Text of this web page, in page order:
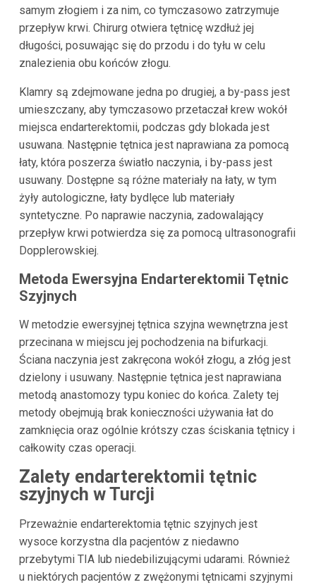
samym złogiem i za nim, co tymczasowo zatrzymuje
przepływ krwi. Chirurg otwiera tętnicę wzdłuż jej
długości, posuwając się do przodu i do tyłu w celu
znalezienia obu końców złogu.
Klamry są zdejmowane jedna po drugiej, a by-pass jest
umieszczany, aby tymczasowo przetaczał krew wokół
miejsca endarterektomii, podczas gdy blokada jest
usuwana. Następnie tętnica jest naprawiana za pomocą
łaty, która poszerza światło naczynia, i by-pass jest
usuwany. Dostępne są różne materiały na łaty, w tym
żyły autologiczne, łaty bydlęce lub materiały
syntetyczne. Po naprawie naczynia, zadowalający
przepływ krwi potwierdza się za pomocą ultrasonografii
Dopplerowskiej.
Metoda Ewersyjna Endarterektomii Tętnic
Szyjnych
W metodzie ewersyjnej tętnica szyjna wewnętrzna jest
przecinana w miejscu jej pochodzenia na bifurkacji.
Ściana naczynia jest zakręcona wokół złogu, a złóg jest
dzielony i usuwany. Następnie tętnica jest naprawiana
metodą anastomozy typu koniec do końca. Zalety tej
metody obejmują brak konieczności używania łat do
zamknięcia oraz ogólnie krótszy czas ściskania tętnicy i
całkowity czas operacji.
Zalety endarterektomii tętnic
szyjnych w Turcji
Przeważnie endarterektomia tętnic szyjnych jest
wysoce korzystna dla pacjentów z niedawno
przebytymi TIA lub niedebilizującymi udarami. Również
u niektórych pacjentów z zwężonymi tętnicami szyjnymi